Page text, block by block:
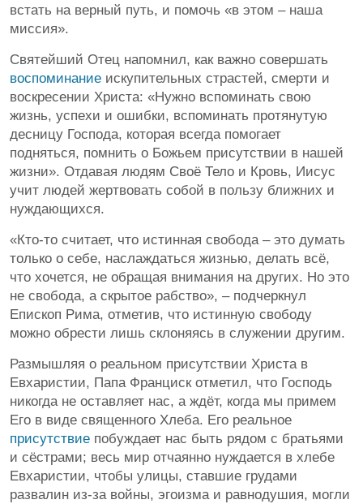
встать на верный путь, и помочь «в этом – наша
миссия».
Святейший Отец напомнил, как важно совершать
воспоминание искупительных страстей, смерти и
воскресении Христа: «Нужно вспоминать свою
жизнь, успехи и ошибки, вспоминать протянутую
десницу Господа, которая всегда помогает
подняться, помнить о Божьем присутствии в нашей
жизни». Отдавая людям Своё Тело и Кровь, Иисус
учит людей жертвовать собой в пользу ближних и
нуждающихся.
«Кто-то считает, что истинная свобода – это думать
только о себе, наслаждаться жизнью, делать всё,
что хочется, не обращая внимания на других. Но это
не свобода, а скрытое рабство», – подчеркнул
Епископ Рима, отметив, что истинную свободу
можно обрести лишь склоняясь в служении другим.
Размышляя о реальном присутствии Христа в
Евхаристии, Папа Франциск отметил, что Господь
никогда не оставляет нас, а ждёт, когда мы примем
Его в виде священного Хлеба. Его реальное
присутствие побуждает нас быть рядом с братьями
и сёстрами; весь мир отчаянно нуждается в хлебе
Евхаристии, чтобы улицы, ставшие грудами
развалин из-за войны, эгоизма и равнодушия, могли